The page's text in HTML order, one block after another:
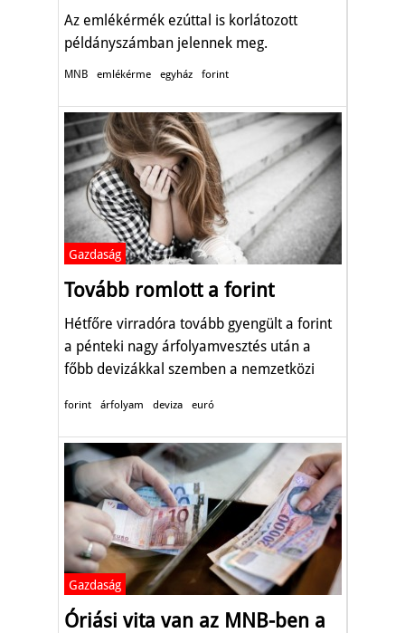
Az emlékérmék ezúttal is korlátozott
példányszámban jelennek meg.
MNB emlékérme egyház forint
Gazdaság
Tovább romlott a forint
Hétfőre virradóra tovább gyengült a forint
a pénteki nagy árfolyamvesztés után a
főbb devizákkal szemben a nemzetközi
forint árfolyam deviza euró
Gazdaság
Óriási vita van az MNB-ben a